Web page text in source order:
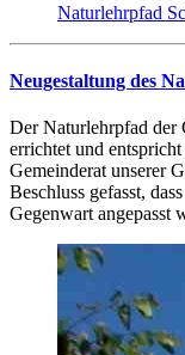
Naturlehrpfad
Neugestaltung des
Der Naturlehrpfad der
errichtet und
Gemeinderat unserer
Beschluss gefasst,
Gegenwart angepasst